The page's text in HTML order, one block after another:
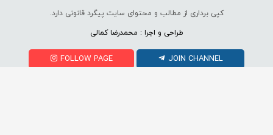
کپی برداری از مطالب و محتوای سایت پیگرد قانونی دارد.
طراحی و اجرا : محمدرضا کمالی
FOLLOW PAGE JOIN CHANNEL